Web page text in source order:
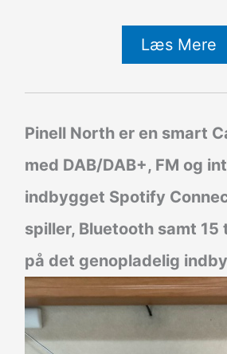
Læs Mere
Pinell North er en smart
med DAB/DAB+, FM og
indbygget Spotify
spiller, Bluetooth samt
på det genopladelig